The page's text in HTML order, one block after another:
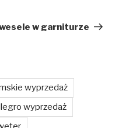
w garniturze
wyprzedaż
wyprzedaż